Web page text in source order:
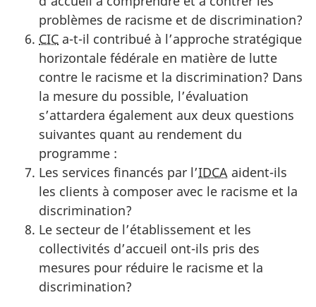
problèmes de racisme et de discrimination?
CIC a-t-il contribué à l’approche stratégique
horizontale fédérale en matière de lutte
contre le racisme et la discrimination? Dans
la mesure du possible, l’évaluation
s’attardera également aux deux questions
suivantes quant au rendement du
programme :
Les services financés par l’IDCA aident-ils
les clients à composer avec le racisme et la
discrimination?
Le secteur de l’établissement et les
collectivités d’accueil ont-ils pris des
mesures pour réduire le racisme et la
discrimination?